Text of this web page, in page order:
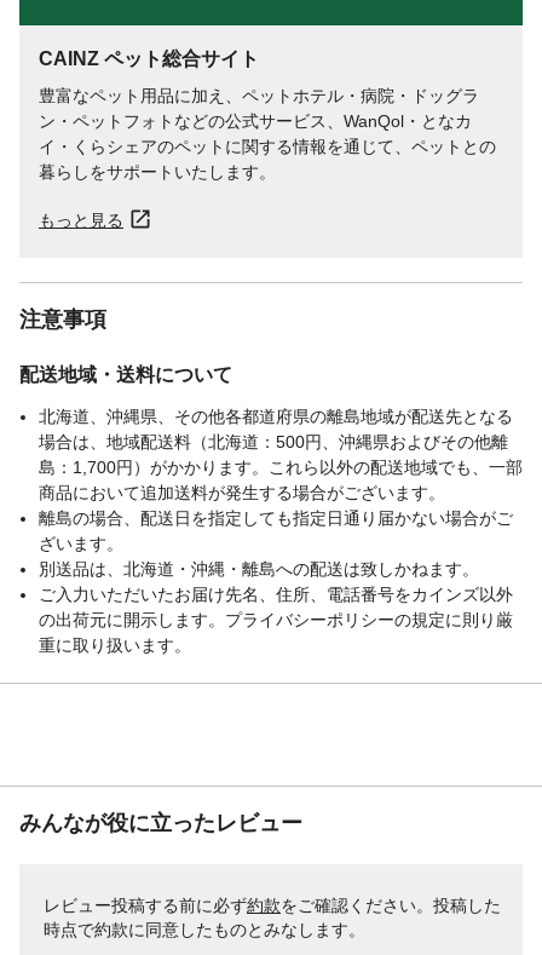
CAINZ ペット総合サイト
豊富なペット用品に加え、ペットホテル・病院・ドッグラ
ン・ペットフォトなどの公式サービス、WanQol・となカ
イ・くらシェアのペットに関する情報を通じて、ペットとの
暮らしをサポートいたします。
もっと見る
注意事項
配送地域・送料について
北海道、沖縄県、その他各都道府県の離島地域が配送先となる
場合は、地域配送料（北海道：500円、沖縄県およびその他離
島：1,700円）がかかります。これら以外の配送地域でも、一部
商品において追加送料が発生する場合がございます。
離島の場合、配送日を指定しても指定日通り届かない場合がご
ざいます。
別送品は、北海道・沖縄・離島への配送は致しかねます。
ご入力いただいたお届け先名、住所、電話番号をカインズ以外
の出荷元に開示します。プライバシーポリシーの規定に則り厳
重に取り扱います。
みんなが役に立ったレビュー
レビュー投稿する前に必ず約款をご確認ください。投稿した
時点で約款に同意したものとみなします。